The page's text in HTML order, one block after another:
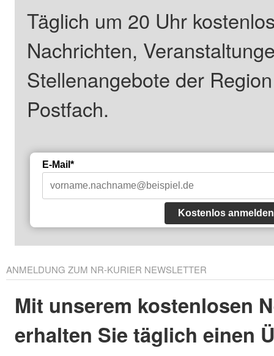
Täglich um 20 Uhr
Nachrichten,
Stellenangebote der
Postfach.
E-Mail*
Kostenlos anmelden
ANMELDUNG ZUM NR-KURIER NEWSLETTER
Mit unserem kostenlosen
erhalten Sie täglich einen